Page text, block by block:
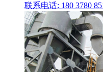
联系电话: 180 3780